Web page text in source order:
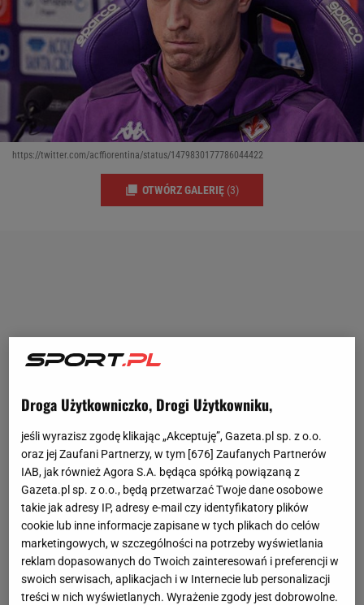
https://twitter.com/acffiorentina/status/1479830177786044422
OTWÓRZ GALERIĘ (3)
Droga Użytkowniczko, Drogi Użytkowniku,
jeśli wyrazisz zgodę klikając „Akceptuję”, Gazeta.pl sp. z o.o.
oraz jej Zaufani Partnerzy, w tym [676] Zaufanych Partnerów
IAB, jak również Agora S.A. będąca spółką powiązaną z
Gazeta.pl sp. z o.o., będą przetwarzać Twoje dane osobowe
takie jak adresy IP, adresy e-mail czy identyfikatory plików
cookie lub inne informacje zapisane w tych plikach do celów
marketingowych, w szczególności na potrzeby wyświetlania
reklam dopasowanych do Twoich zainteresowań i preferencji w
swoich serwisach, aplikacjach i w Internecie lub personalizacji
treści w nich wyświetlanych. Wyrażenie zgody jest dobrowolne.